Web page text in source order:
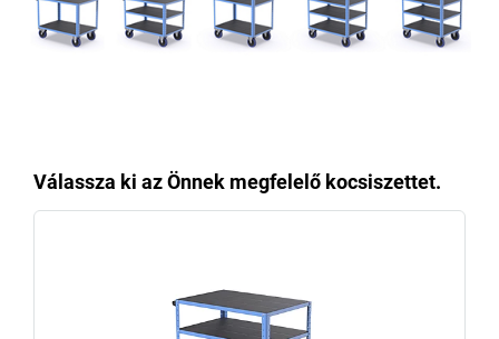
Válassza ki az Önnek megfelelő kocsiszettet.